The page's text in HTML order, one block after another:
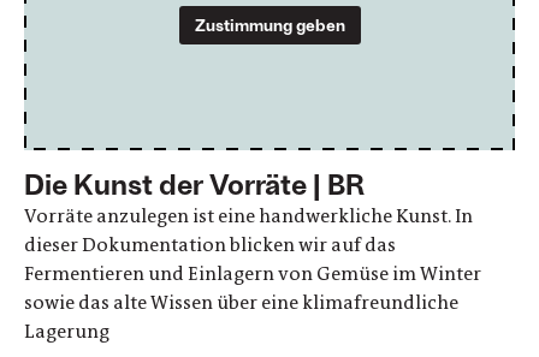
Zustimmung geben
Die Kunst der Vorräte | BR
Vorräte anzulegen ist eine handwerkliche Kunst. In
dieser Dokumentation blicken wir auf das
Fermentieren und Einlagern von Gemüse im Winter
sowie das alte Wissen über eine klimafreundliche
Lagerung